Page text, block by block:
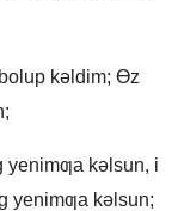
kǝldim; Ɵz
yenimƣa kǝlsun;